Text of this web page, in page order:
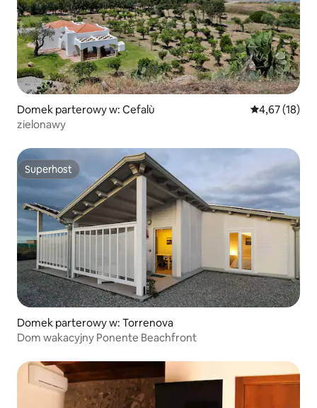
Domek parterowy w: Cefalù Średnia
4,67 (18)
zielonawy
Superhost
Superhost
Domek parterowy w: Torrenova
Dom wakacyjny Ponente Beachfront